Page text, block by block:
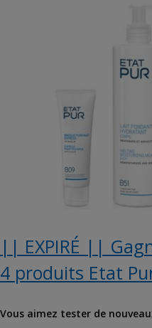
|| EXPIRÉ ||
4 produits Etat
Vous aimez tester de